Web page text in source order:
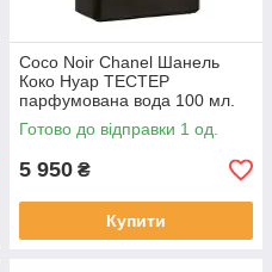
Coco Noir Chanel Шанель
Коко Нуар ТЕСТЕР
парфумована вода 100 мл.
Готово до відправки 1 од.
5 950 ₴
Купити